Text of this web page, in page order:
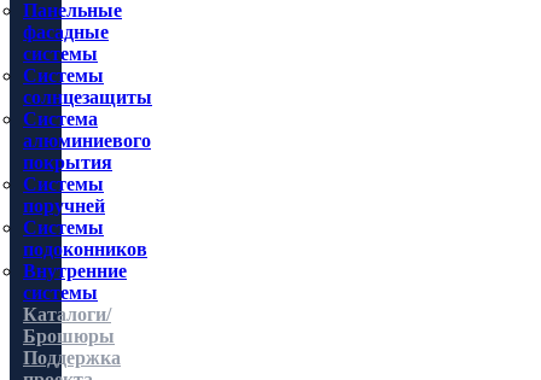
Панельные
фасадные
системы
Системы
солнцезащиты
Система
алюминиевого
покрытия
Системы
поручней
Системы
подоконников
Внутренние
системы
Каталоги/
Брошюры
Поддержка